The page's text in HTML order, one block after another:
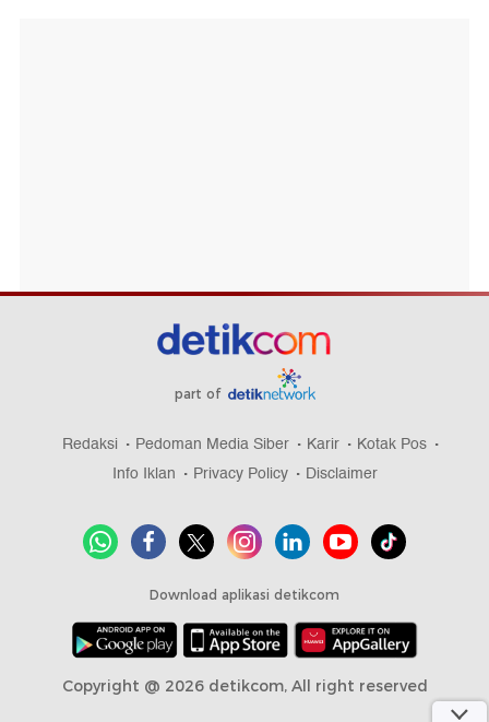
part of
Redaksi Pedoman Media Siber Karir
Kotak Pos
Info Iklan
Privacy Policy Disclaimer
Download aplikasi detikcom
Copyright @ 2026 detikcom, All right reserved